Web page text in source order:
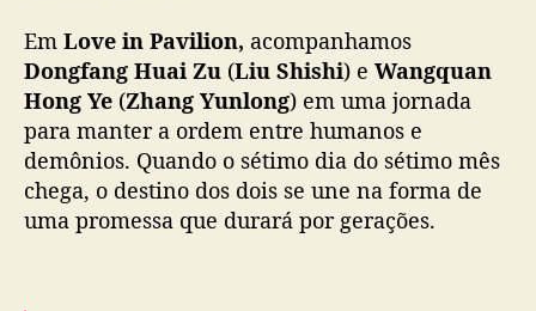
l
e
n
c
o
d
e
p
Em Love in Pavilion, acompanhamos
Dongfang Huai Zu (Liu Shishi) e Wangquan
Hong Ye (Zhang Yunlong) em uma jornada
para manter a ordem entre humanos e
demônios. Quando o sétimo dia do sétimo mês
chega, o destino dos dois se une na forma de
uma promessa que durará por gerações.